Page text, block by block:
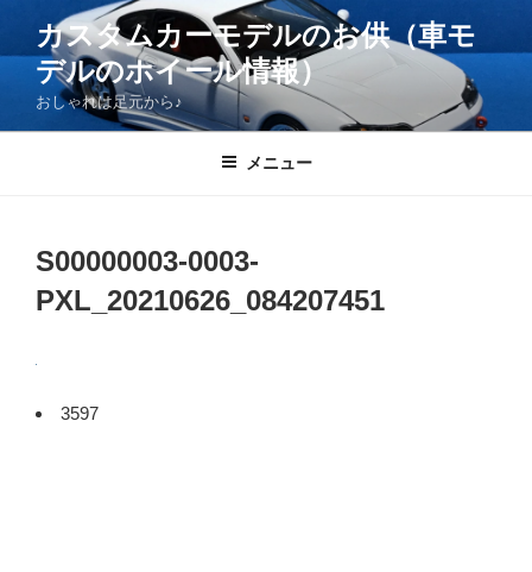
ツ
カスタムカーモデルのお供（車モ
デルのホイール情報）
おしゃれは足元から♪
メニュー
S00000003-0003-
PXL_20210626_084207451
3597